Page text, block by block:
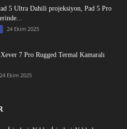
5 Ultra Dahili projeksiyon, Pad 5 Pro
24 Ekim 2025
7 Pro Rugged Termal Kamaralı
24 Ekim 2025